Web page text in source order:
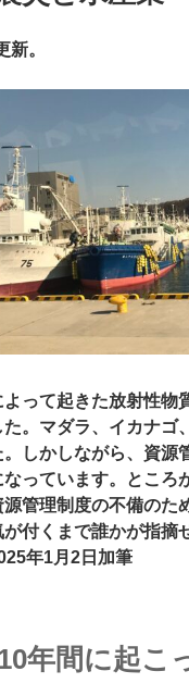
新。
って起きた放射性物
。マダラ、イカナゴ
しかしながら、資源
っています。ところ
管理制度の不備のた
が付くまで誰かが指摘
年1月2日加筆
年間に起こ